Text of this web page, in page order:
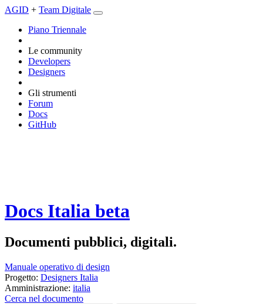
AGID + Team Digitale
Piano Triennale
Le community
Developers
Designers
Gli strumenti
Forum
Docs
GitHub
Docs Italia beta
Documenti pubblici, digitali.
Manuale operativo di design
Progetto: Designers Italia
Amministrazione: italia
Cerca nel documento